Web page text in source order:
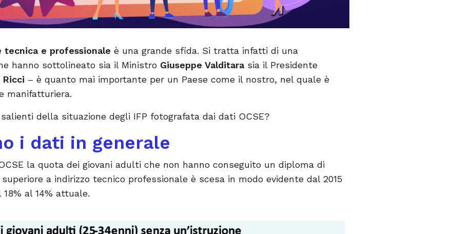
tecnica e professionale è una grande sfida. Si tratta infatti di una
hanno sottolineato sia il Ministro Giuseppe Valditarasia il Presidente
Ricci – è quanto mai importante per un Paese come il nostro, nel quale è
manifatturiera.
della situazione degli IFP fotografata dai dati OCSE?
i dati in generale
la quota dei giovani adulti che non hanno conseguito un diploma di
a indirizzo tecnico professionale è scesa in modo evidente dal 2015
al 14% attuale.